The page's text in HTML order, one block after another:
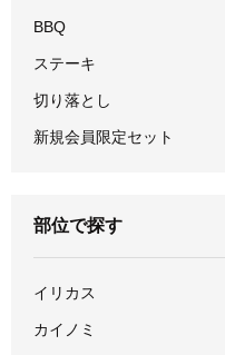
BBQ
ステーキ
切り落とし
新規会員限定セット
部位で探す
イリカス
カイノミ